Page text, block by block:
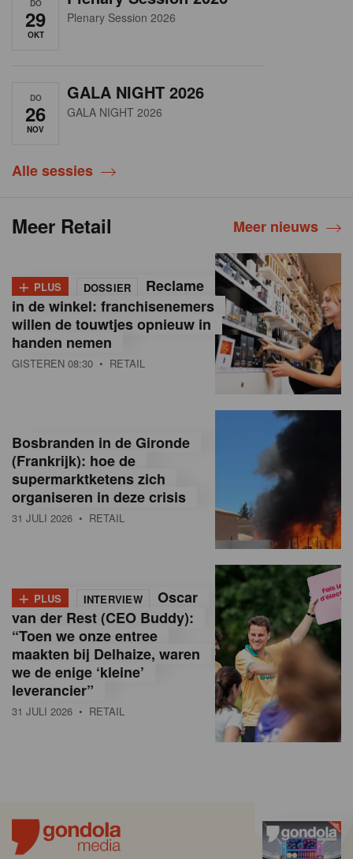
DO
29
OKT
Plenary Session 2026
DO
26
NOV
GALA NIGHT 2026
GALA NIGHT 2026
Alle sessies
Meer Retail Meer nieuws
+ PLUS DOSSIER
Reclame
in de winkel: franchisenemers
willen de touwtjes opnieuw in
handen nemen
GISTEREN 08:30 • RETAIL
Bosbranden in de Gironde
(Frankrijk): hoe de
supermarktketens zich
organiseren in deze crisis
31 JULI 2026 • RETAIL
+ PLUS INTERVIEW
Oscar
van der Rest (CEO Buddy):
“Toen we onze entree
maakten bij Delhaize, waren
we de enige ‘kleine’
leverancier”
31 JULI 2026 • RETAIL